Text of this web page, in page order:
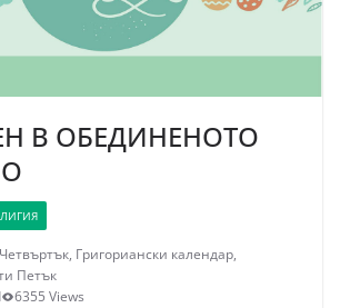
В ОБЕДИНЕНОТО
, Григориански календар,
Петък
6355 Views